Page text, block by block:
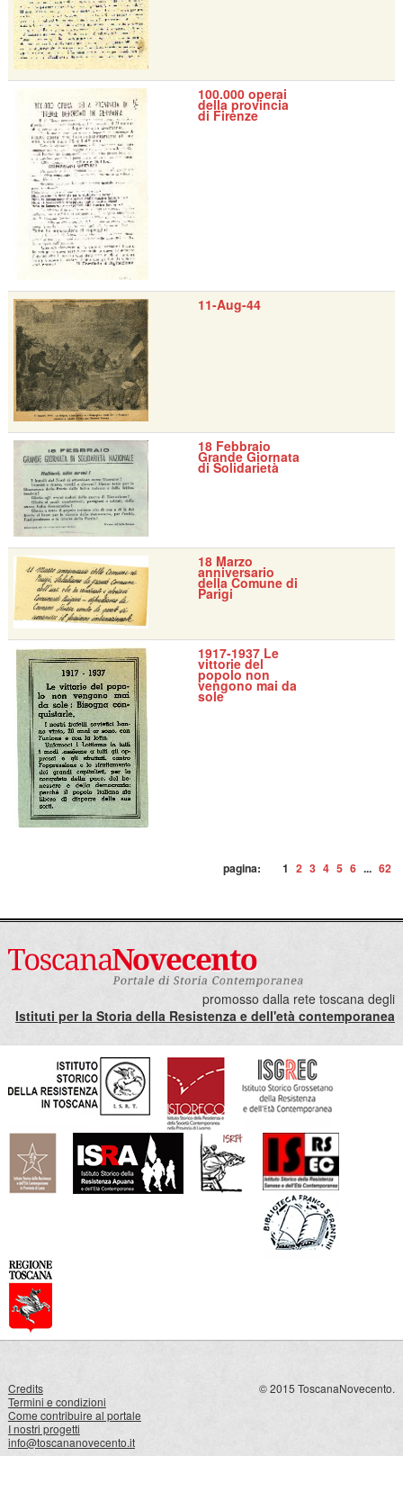
100.000 operai
della provincia
di Firenze
11-Aug-44
18 Febbraio
Grande Giornata
di Solidarietà
18 Marzo
anniversario
della Comune di
Parigi
1917-1937 Le
vittorie del
popolo non
vengono mai da
sole
pagina: 1 2 3 4 5 6 ... 62
promosso dalla rete toscana degli
Istituti per la Storia della Resistenza e dell'età contemporanea
Credits
Termini e condizioni
Come contribuire al portale
I nostri progetti
info@toscananovecento.it
© 2015 ToscanaNovecento.